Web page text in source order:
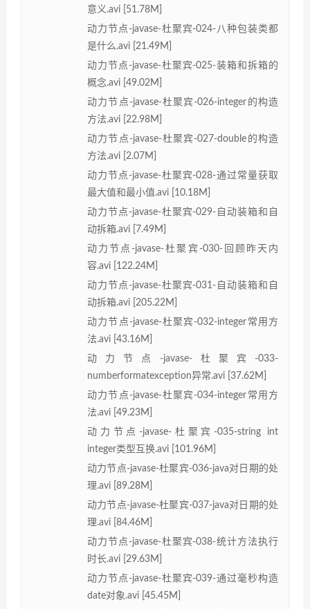
意义.avi [51.78M]
动力节点-javase-杜聚宾-024-八种包装类都
是什么.avi [21.49M]
动力节点-javase-杜聚宾-025-装箱和拆箱的
概念.avi [49.02M]
动力节点-javase-杜聚宾-026-integer的构造
方法.avi [22.98M]
动力节点-javase-杜聚宾-027-double的构造
方法.avi [2.07M]
动力节点-javase-杜聚宾-028-通过常量获取
最大值和最小值.avi [10.18M]
动力节点-javase-杜聚宾-029-自动装箱和自
动拆箱.avi [7.49M]
动力节点-javase-杜聚宾-030-回顾昨天内
容.avi [122.24M]
动力节点-javase-杜聚宾-031-自动装箱和自
动拆箱.avi [205.22M]
动力节点-javase-杜聚宾-032-integer常用方
法.avi [43.16M]
动力节点-javase-杜聚宾-033-
numberformatexception异常.avi [37.62M]
动力节点-javase-杜聚宾-034-integer常用方
法.avi [49.23M]
动力节点-javase-杜聚宾-035-string int
integer类型互换.avi [101.96M]
动力节点-javase-杜聚宾-036-java对日期的处
理.avi [89.28M]
动力节点-javase-杜聚宾-037-java对日期的处
理.avi [84.46M]
动力节点-javase-杜聚宾-038-统计方法执行
时长.avi [29.63M]
动力节点-javase-杜聚宾-039-通过毫秒构造
date对象.avi [45.45M]